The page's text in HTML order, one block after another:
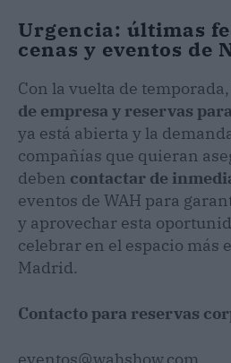
Urgencia: últimas
cenas y eventos de
Con la vuelta de
de empresa y reservas
ya está abierta y la
compañías que quieran
deben contactar de
eventos de WAH para
y aprovechar esta
celebrar en el espacio más
Madrid.
Contacto para reservas
eventos@wahshow.com